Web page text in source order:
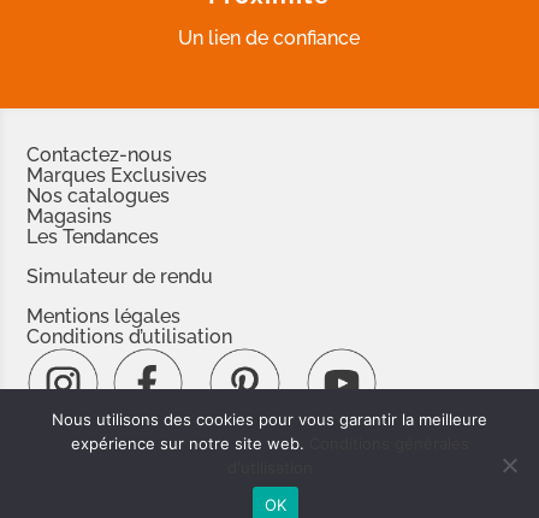
Un lien de confiance
Contactez-nous
Marques Exclusives
Nos catalogues
Magasins
Les Tendances
Simulateur de rendu
Mentions légales
Conditions d’utilisation
#espacerevetements
www.signnaturedexception.com
Nous utilisons des cookies pour vous garantir la meilleure
expérience sur notre site web.
OK